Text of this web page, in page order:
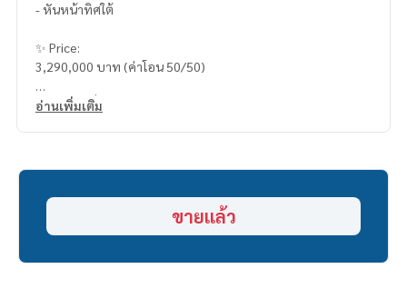
- หันหน้าทิศใต้
✨ Price:
3,290,000 บาท (ค่าโอน 50/50)
บริการสินเชื่อฟรี! เลือกได้ทุกธนาคาร
HOME - REAL ESTATE SERVICES
LINE: @homethailand
อ่านเพิ่มเติม
ขายแล้ว